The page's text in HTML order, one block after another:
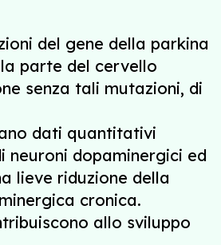
del gene della parkina
parte del cervello
senza tali mutazioni, di
dati quantitativi
neuroni dopaminergici ed
lieve riduzione della
cronica.
allo sviluppo